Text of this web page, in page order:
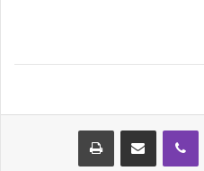
واتساب مشاركة عبر البريد